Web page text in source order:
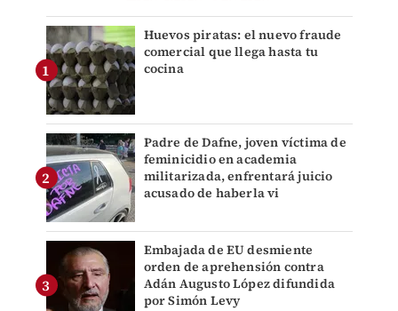
Huevos piratas: el nuevo fraude
comercial que llega hasta tu
cocina
Padre de Dafne, joven víctima de
feminicidio en academia
militarizada, enfrentará juicio
acusado de haberla vi
Embajada de EU desmiente
orden de aprehensión contra
Adán Augusto López difundida
por Simón Levy